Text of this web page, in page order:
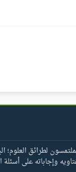
لطرائق العلوم؛
وإجاباته على أسئلة